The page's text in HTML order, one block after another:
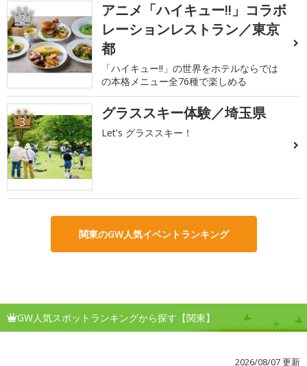
2
アニメ「ハイキュー!!」コラボ
レーションレストラン／東京
都
「ハイキュー!!」の世界をホテルならでは
の本格メニュー全76種で楽しめる
3 グラススキー体験／埼玉県
Let's グラススキー！
関東のGW人気イベントランキング
GW人気スポットランキングから探す【関東】
2026/08/07 更新